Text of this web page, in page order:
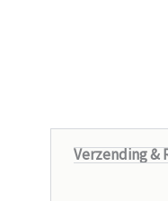
Verzending &